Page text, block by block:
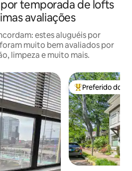
temporada de lofts
avaliações
estes aluguéis por
muito bem avaliados por
limpeza e muito mais.
Entre os
Preferido dos